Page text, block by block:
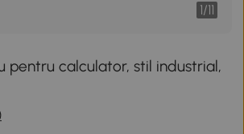
1/11
pentru calculator, stil industrial,